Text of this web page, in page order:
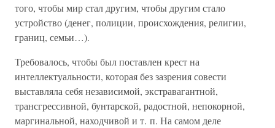
того, чтобы мир стал другим, чтобы другим стало
устройство (денег, полиции, происхождения, религии,
границ, семьи…).
Требовалось, чтобы был поставлен крест на
интеллектуальности, которая без зазрения совести
выставляла себя независимой, экстравагантной,
трансгрессивной, бунтарской, радостной, непокорной,
маргинальной, находчивой и т. п. На самом деле